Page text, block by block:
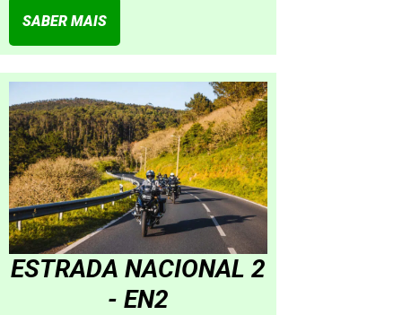
SABER MAIS
ESTRADA NACIONAL 2
- EN2